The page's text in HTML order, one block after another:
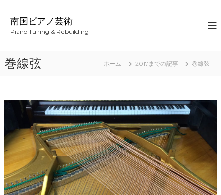
ス
南国ピアノ芸術
Piano Tuning & Rebuilding
巻線弦 ホーム 2017までの記事 巻線弦